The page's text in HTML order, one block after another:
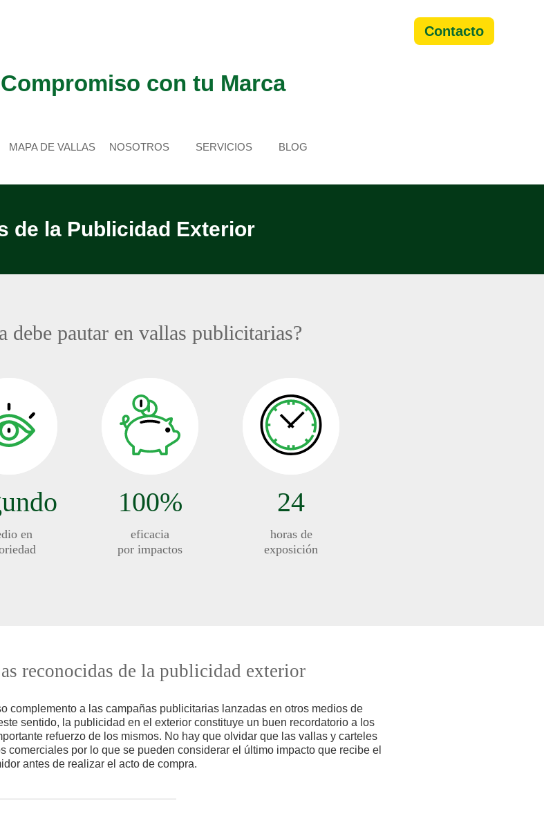
Contacto
con tu Marca
MAPA DE VALLAS NOSOTROS SERVICIOS BLOG
de la Publicidad Exterior
debe pautar en vallas publicitarias?
en
100%
eficacia
por impactos
24
horas de
exposición
reconocidas de la publicidad exterior
complemento a las campañas publicitarias lanzadas en otros medios de
sentido, la publicidad en el exterior constituye un buen recordatorio a los
refuerzo de los mismos. No hay que olvidar que las vallas y carteles
comerciales por lo que se pueden considerar el último impacto que recibe el
antes de realizar el acto de compra.